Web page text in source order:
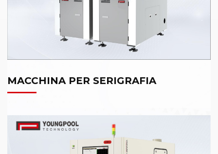
MACCHINA PER SERIGRAFIA